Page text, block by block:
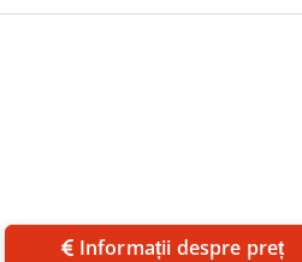
Informații despre preț